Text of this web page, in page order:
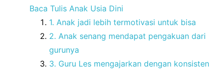
Baca Tulis Anak Usia Dini
1. Anak jadi lebih termotivasi untuk bisa
2. Anak senang mendapat pengakuan dari
gurunya
3. Guru Les mengajarkan dengan konsisten